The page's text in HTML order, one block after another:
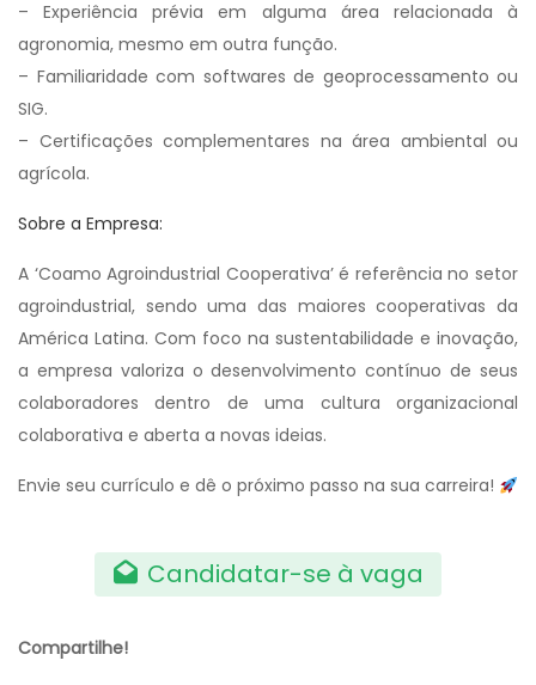
– Experiência prévia em alguma área relacionada à
agronomia, mesmo em outra função.
– Familiaridade com softwares de geoprocessamento ou
SIG.
– Certificações complementares na área ambiental ou
agrícola.
Sobre a Empresa:
A ‘Coamo Agroindustrial Cooperativa’ é referência no setor
agroindustrial, sendo uma das maiores cooperativas da
América Latina. Com foco na sustentabilidade e inovação,
a empresa valoriza o desenvolvimento contínuo de seus
colaboradores dentro de uma cultura organizacional
colaborativa e aberta a novas ideias.
Envie seu currículo e dê o próximo passo na sua carreira!
Candidatar-se à vaga
Compartilhe!